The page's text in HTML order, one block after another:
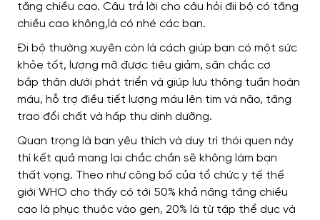
tăng chiều cao. Câu trả lời cho câu hỏi đii bộ có tăng
chiều cao không,là có nhé các bạn.
Đi bộ thường xuyên còn là cách giúp bạn có một sức
khỏe tốt, lượng mỡ được tiêu giảm, săn chắc cơ
bắp thân dưới phát triển và giúp lưu thông tuần hoàn
máu, hỗ trợ điều tiết lượng máu lên tim và não, tăng
trao đổi chất và hấp thụ dinh dưỡng.
Quan trọng là bạn yêu thích và duy trì thói quen này
thì kết quả mang lại chắc chắn sẽ không làm bạn
thất vọng. Theo như công bố của tổ chức y tế thế
giới WHO cho thấy có tới 50% khả năng tăng chiều
cao là phục thuộc vào gen, 20% là từ tập thể dục và